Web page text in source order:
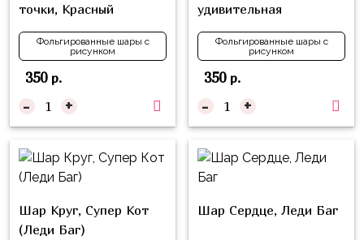
точки, Красный
Фольгированные шары с
рисунком
350р.
- +
удивительная
Фольгированные шары с
рисунком
350р.
- +
Шар Круг, Супер Кот
(Леди Баг)
Шар Сердце, Леди Баг
на
шар
Буквы
Сервировка
Бумажный
и
Спорт
Для
Мамы,
Бабушки
Для
Папы,
Тропики